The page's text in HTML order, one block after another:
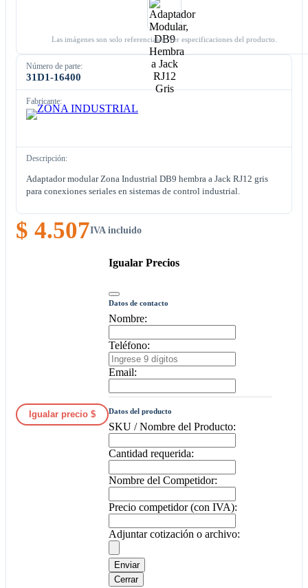
Las imágenes son solo referenciales. Ver especificaciones del producto.
Número de parte:
31D1-16400
Fabricante:
Descripción:
Adaptador modular Zona Industrial DB9 hembra a Jack RJ12 gris
para conexiones seriales en sistemas de control industrial.
$ 4.507IVA incluido
Igualar precio $
Igualar Precios
Datos de contacto
Nombre:
Teléfono:
Email:
Datos del producto
SKU / Nombre del Producto:
Cantidad requerida:
Nombre del Competidor:
Precio competidor (con IVA):
Adjuntar cotización o archivo:
Enviar
Cerrar